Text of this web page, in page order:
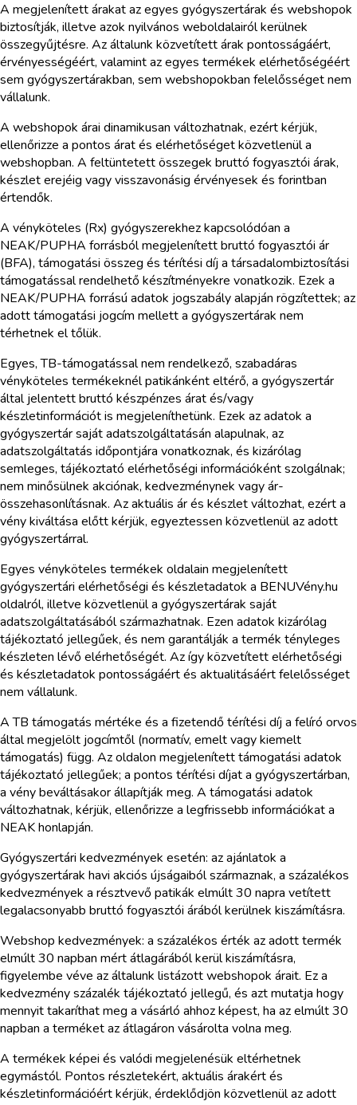
A megjelenített árakat az egyes gyógyszertárak és webshopok
biztosítják, illetve azok nyilvános weboldalairól kerülnek
összegyűjtésre. Az általunk közvetített árak pontosságáért,
érvényességéért, valamint az egyes termékek elérhetőségéért
sem gyógyszertárakban, sem webshopokban felelősséget nem
vállalunk.
A webshopok árai dinamikusan változhatnak, ezért kérjük,
ellenőrizze a pontos árat és elérhetőséget közvetlenül a
webshopban. A feltüntetett összegek bruttó fogyasztói árak,
készlet erejéig vagy visszavonásig érvényesek és forintban
értendők.
A vényköteles (Rx) gyógyszerekhez kapcsolódóan a
NEAK/PUPHA forrásból megjelenített bruttó fogyasztói ár
(BFA), támogatási összeg és térítési díj a társadalombiztosítási
támogatással rendelhető készítményekre vonatkozik. Ezek a
NEAK/PUPHA forrású adatok jogszabály alapján rögzítettek; az
adott támogatási jogcím mellett a gyógyszertárak nem
térhetnek el tőlük.
Egyes, TB-támogatással nem rendelkező, szabadáras
vényköteles termékeknél patikánként eltérő, a gyógyszertár
által jelentett bruttó készpénzes árat és/vagy
készletinformációt is megjeleníthetünk. Ezek az adatok a
gyógyszertár saját adatszolgáltatásán alapulnak, az
adatszolgáltatás időpontjára vonatkoznak, és kizárólag
semleges, tájékoztató elérhetőségi információként szolgálnak;
nem minősülnek akciónak, kedvezménynek vagy ár-
összehasonlításnak. Az aktuális ár és készlet változhat, ezért a
vény kiváltása előtt kérjük, egyeztessen közvetlenül az adott
gyógyszertárral.
Egyes vényköteles termékek oldalain megjelenített
gyógyszertári elérhetőségi és készletadatok a BENUVény.hu
oldalról, illetve közvetlenül a gyógyszertárak saját
adatszolgáltatásából származhatnak. Ezen adatok kizárólag
tájékoztató jellegűek, és nem garantálják a termék tényleges
készleten lévő elérhetőségét. Az így közvetített elérhetőségi
és készletadatok pontosságáért és aktualitásáért felelősséget
nem vállalunk.
A TB támogatás mértéke és a fizetendő térítési díj a felíró orvos
által megjelölt jogcímtől (normatív, emelt vagy kiemelt
támogatás) függ. Az oldalon megjelenített támogatási adatok
tájékoztató jellegűek; a pontos térítési díjat a gyógyszertárban,
a vény beváltásakor állapítják meg. A támogatási adatok
változhatnak, kérjük, ellenőrizze a legfrissebb információkat a
NEAK honlapján.
Gyógyszertári kedvezmények esetén: az ajánlatok a
gyógyszertárak havi akciós újságaiból származnak, a százalékos
kedvezmények a résztvevő patikák elmúlt 30 napra vetített
legalacsonyabb bruttó fogyasztói árából kerülnek kiszámításra.
Webshop kedvezmények: a százalékos érték az adott termék
elmúlt 30 napban mért átlagárából kerül kiszámításra,
figyelembe véve az általunk listázott webshopok árait. Ez a
kedvezmény százalék tájékoztató jellegű, és azt mutatja hogy
mennyit takaríthat meg a vásárló ahhoz képest, ha az elmúlt 30
napban a terméket az átlagáron vásárolta volna meg.
A termékek képei és valódi megjelenésük eltérhetnek
egymástól. Pontos részletekért, aktuális árakért és
készletinformációért kérjük, érdeklődjön közvetlenül az adott